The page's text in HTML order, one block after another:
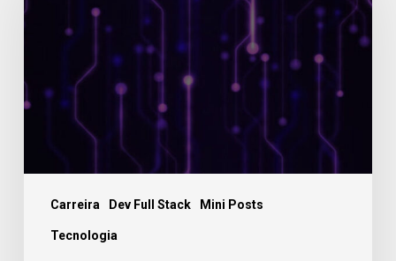
Carreira Dev Full Stack Mini Posts
Tecnologia